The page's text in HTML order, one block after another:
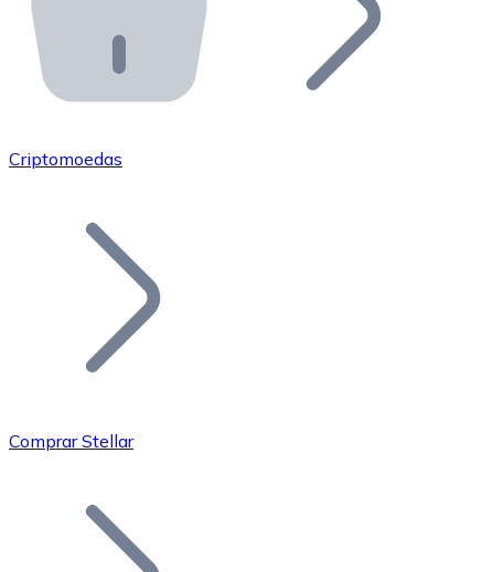
API Bitnovo
Integre nossa API no seu ecossistema.
Junte-se à nossa rede de revendedores e comercialize
Adicione o token do seu projeto ao nosso serviço de
Bitcoin
Criptomoedas
Comprar Stellar